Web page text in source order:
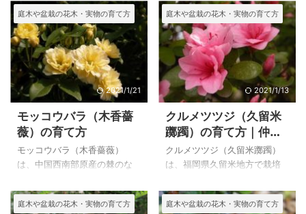
庭木や盆栽の花木・実物の育て方
2021/1/21
モッコウバラ（木香薔
薇）の育て方
モッコウバラ（木香薔薇）
は、中国西南部原産の棘のな
でシュートも良く延びるの
で、大きなアーチなど好きな
庭木や盆栽の花木・実物の育て方
2021/1/13
クルメツツジ（久留米
躑躅）の育て方｜仲間
のヤマツツジの特徴
クルメツツジ（久留米躑躅）
は、福岡県久留米地方で栽培
れてたもので、江戸時代にサ
タツツジを中心に、ミヤマキ
庭木や盆栽の花木・実物の育て方 庭木や盆栽の花木・実物の育て方